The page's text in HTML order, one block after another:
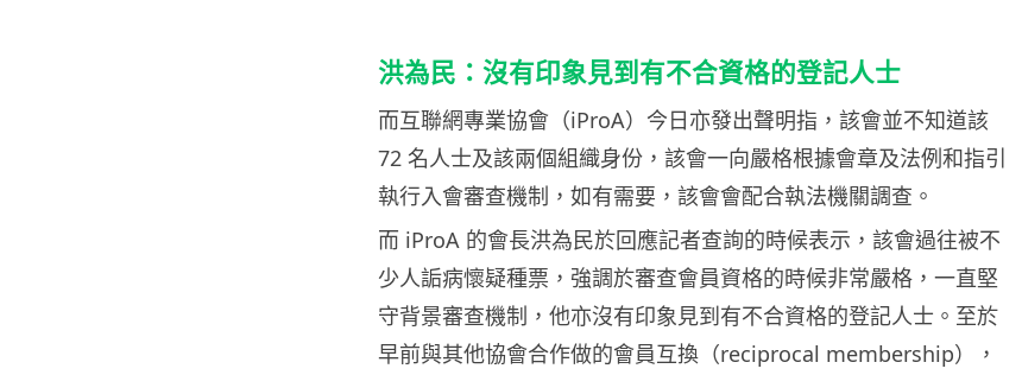
洪為民：沒有印象見到有不合資格的登記人士
而互聯網專業協會（iProA）今日亦發出聲明指，該會並不知道該
72 名人士及該兩個組織身份，該會一向嚴格根據會章及法例和指引
執行入會審查機制，如有需要，該會會配合執法機關調查。
而 iProA 的會長洪為民於回應記者查詢的時候表示，該會過往被不
少人詬病懷疑種票，強調於審查會員資格的時候非常嚴格，一直堅
守背景審查機制，他亦沒有印象見到有不合資格的登記人士。至於
早前與其他協會合作做的會員互換（reciprocal membership），